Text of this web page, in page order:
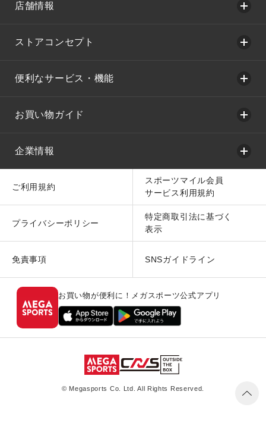
店舗情報
ストアコンセプト
便利なサービス・機能
お買い物ガイド
企業情報
ご利用規約
スポーツマイル会員
サービス利用規約
プライバシーポリシー
特定商取引法に基づく
表示
免責事項 SNSガイドライン
お買い物が便利に！メガスポーツ公式アプリ
© Megasports Co. Ltd. All Rights Reserved.